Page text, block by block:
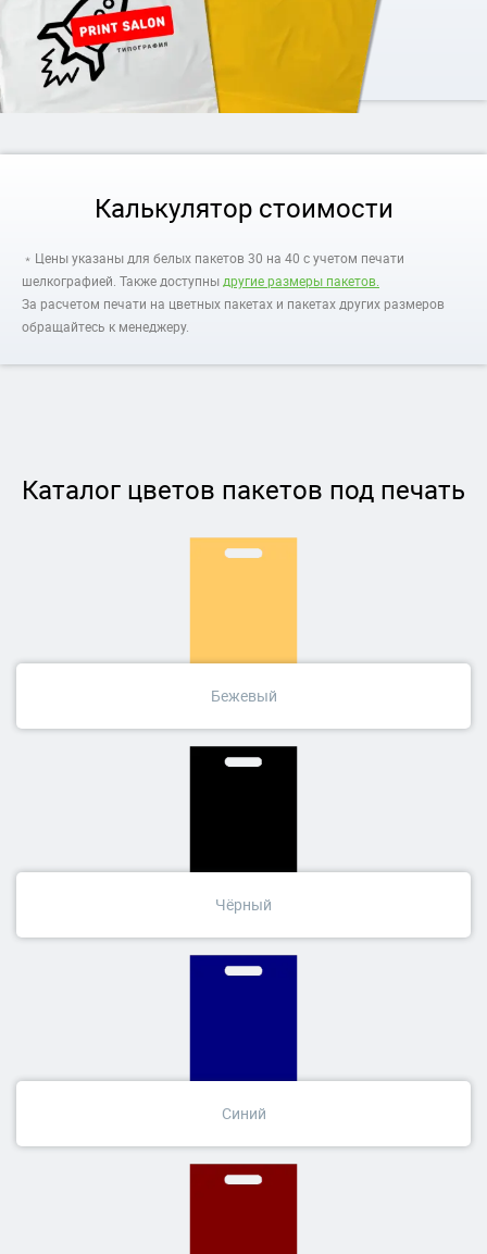
Калькулятор стоимости
﹡Цены указаны для белых пакетов 30 на 40 с учетом печати
шелкографией. Также доступны другие размеры пакетов.
За расчетом печати на цветных пакетах и пакетах других размеров
обращайтесь к менеджеру.
Каталог цветов пакетов под печать
Бежевый
Чёрный
Синий